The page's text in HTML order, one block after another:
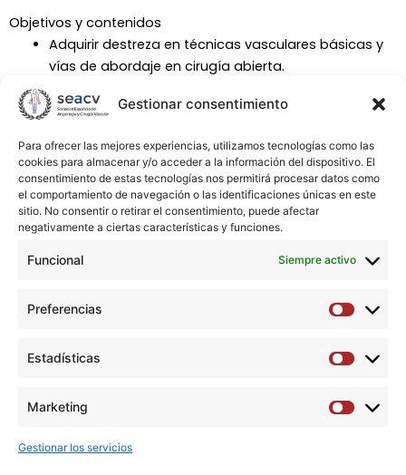
Gestionar consentimiento
Para ofrecer las mejores experiencias, utilizamos tecnologías como las
cookies para almacenar y/o acceder a la información del dispositivo. El
consentimiento de estas tecnologías nos permitirá procesar datos como
el comportamiento de navegación o las identificaciones únicas en este
sitio. No consentir o retirar el consentimiento, puede afectar
negativamente a ciertas características y funciones.
Funcional Siempre activo
Preferencias
Estadísticas
Marketing
Gestionar los servicios
Objetivos y contenidos
Adquirir destreza en técnicas vasculares básicas y
vías de abordaje en cirugía abierta. ​
cierre de heridas, con uso de instrumental quirúrgico
Se realizarán intervenciones tutorizadas,
garantizando un entorno similar al hospitalario. ​
Información práctica
Número de plazas:
Vascular a partir de 3º año y adjuntos jóvenes.
irenea73@gmail.com
Suturas Vasculares
, indicando nombre, apellidos,